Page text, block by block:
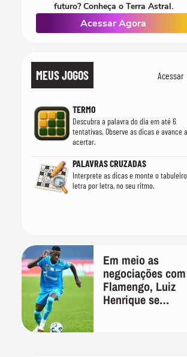
MEUS JOGOS
TERMO
Descubra a palavra do dia em até 6
tentativas. Observe as dicas e avance
acertar.
PALAVRAS CRUZADAS
Interprete as dicas e monte o tabuleiro
letra por letra, no seu ritmo.
Em meio as
negociações
Flamengo, Luiz
Henrique se
futuro? Conheça o Terra Astral.
Acessar Agora